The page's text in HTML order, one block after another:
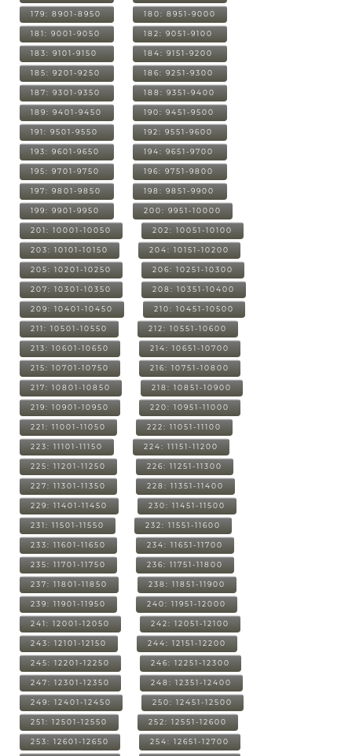
179: 8901-8950 180: 8951-9000
181: 9001-9050 182: 9051-9100
183: 9101-9150 184: 9151-9200
185: 9201-9250 186: 9251-9300
187: 9301-9350 188: 9351-9400
189: 9401-9450 190: 9451-9500
191: 9501-9550 192: 9551-9600
193: 9601-9650 194: 9651-9700
195: 9701-9750 196: 9751-9800
197: 9801-9850 198: 9851-9900
199: 9901-9950 200: 9951-10000
201: 10001-10050 202: 10051-10100
203: 10101-10150 204: 10151-10200
205: 10201-10250 206: 10251-10300
207: 10301-10350 208: 10351-10400
209: 10401-10450 210: 10451-10500
211: 10501-10550 212: 10551-10600
213: 10601-10650 214: 10651-10700
215: 10701-10750 216: 10751-10800
217: 10801-10850 218: 10851-10900
219: 10901-10950 220: 10951-11000
221: 11001-11050 222: 11051-11100
223: 11101-11150 224: 11151-11200
225: 11201-11250 226: 11251-11300
227: 11301-11350 228: 11351-11400
229: 11401-11450 230: 11451-11500
231: 11501-11550 232: 11551-11600
233: 11601-11650 234: 11651-11700
235: 11701-11750 236: 11751-11800
237: 11801-11850 238: 11851-11900
239: 11901-11950 240: 11951-12000
241: 12001-12050 242: 12051-12100
243: 12101-12150 244: 12151-12200
245: 12201-12250 246: 12251-12300
247: 12301-12350 248: 12351-12400
249: 12401-12450 250: 12451-12500
251: 12501-12550 252: 12551-12600
253: 12601-12650 254: 12651-12700